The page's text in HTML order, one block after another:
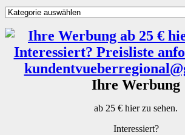
Kategorien
Ihre Werbung
ab 25 € hier zu sehen.
Interessiert?